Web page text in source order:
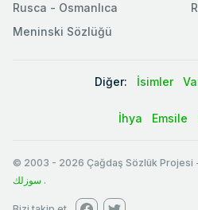
Rusca - Osmanlıca
Meninski Sözlüğü
Diğer: İsimler
İhya Emsile
© 2003 - 2026 Çağdaş Sözlük
سوزلك .